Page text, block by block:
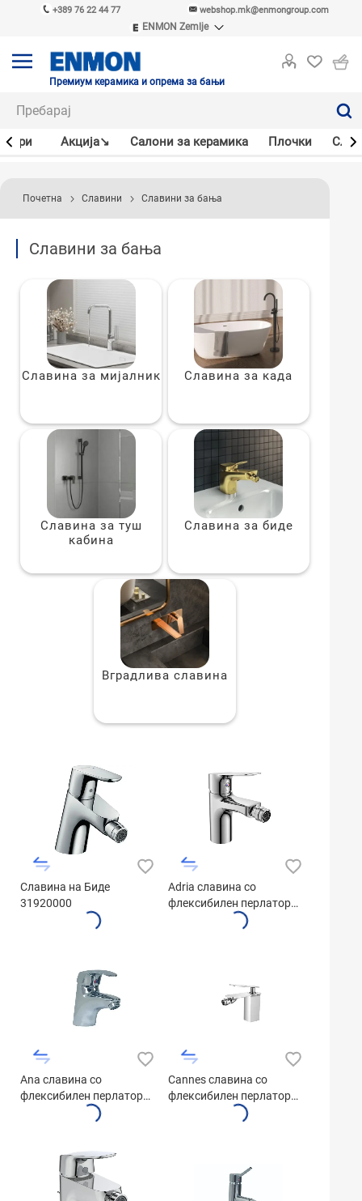
+389 76 22 44 77 webshop.mk@enmongroup.com
ENMON Zemlje
ENMON MKD
Премиум керамика и опрема за бањи
Акцијa↘ Салони за керамика Плочки
Почетна Славини Славини за бања
Славини за бања
Славина за мијалник Славина за када
Славина за туш
кабина
Славина за биде
Вградлива славина
Славина на Биде
31920000
Adria славина со
флексибилен перлатор
Ana славина со
флексибилен перлатор
Cannes славина со
флексибилен перлатор